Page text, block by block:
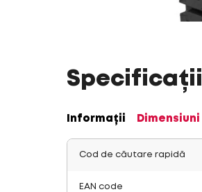
Specificații
Informații Dimensiuni
Cod de căutare rapidă
EAN code